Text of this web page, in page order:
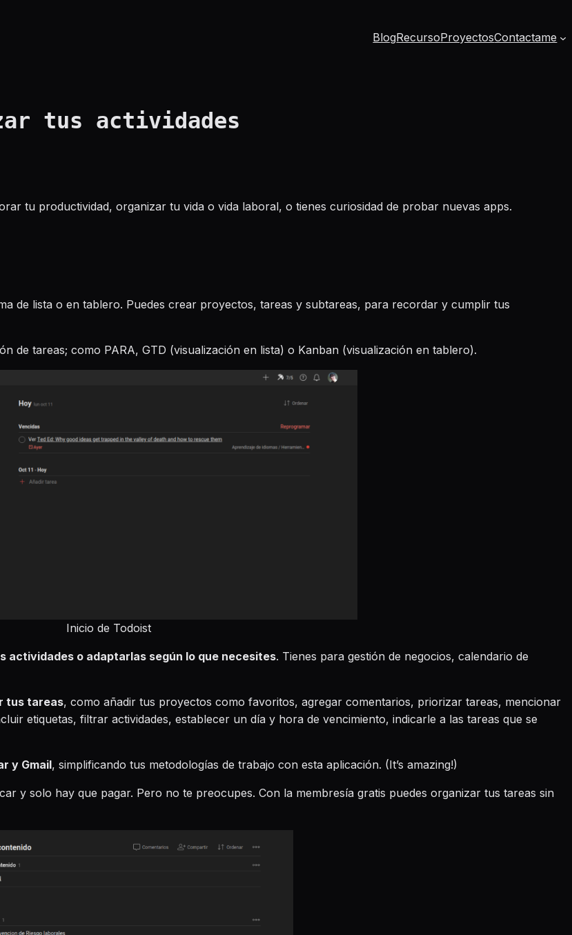
BlogRecursoProyectosContactame
tus actividades
tu productividad, organizar tu vida o vida laboral, o tienes curiosidad de probar nuevas apps.
de lista o en tablero. Puedes crear proyectos, tareas y subtareas, para recordar y cumplir tus
de tareas; como PARA, GTD (visualización en lista) o Kanban (visualización en tablero).
Inicio de Todoist
actividades o adaptarlas según lo que necesites. Tienes para gestión de negocios, calendario de
tus tareas, como añadir tus proyectos como favoritos, agregar comentarios, priorizar tareas, mencionar
etiquetas, filtrar actividades, establecer un día y hora de vencimiento, indicarle a las tareas que se
y Gmail, simplificando tus metodologías de trabajo con esta aplicación. (It’s amazing!)
y solo hay que pagar. Pero no te preocupes. Con la membresía gratis puedes organizar tus tareas sin